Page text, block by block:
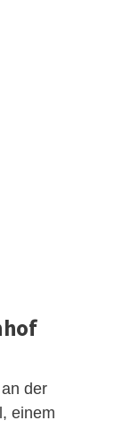
der
einem